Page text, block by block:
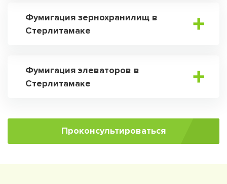
Фумигация зернохранилищ в
Стерлитамаке
Фумигация элеваторов в
Стерлитамаке
Проконсультироваться